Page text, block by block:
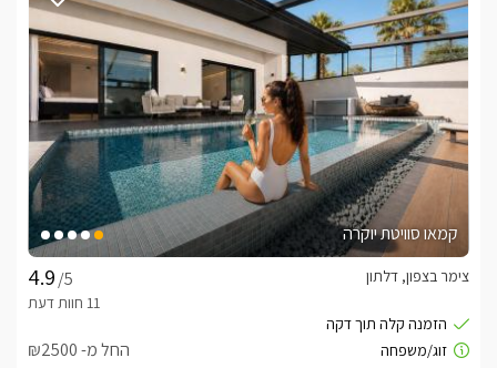
קמאו סוויטת יוקרה
/5
צימר בצפון, דלתון
החל מ- ₪2500